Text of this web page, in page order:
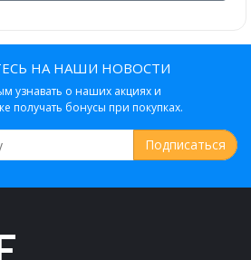
НА НАШИ НОВОСТИ
узнавать о наших акциях и
получать бонусы при покупках.